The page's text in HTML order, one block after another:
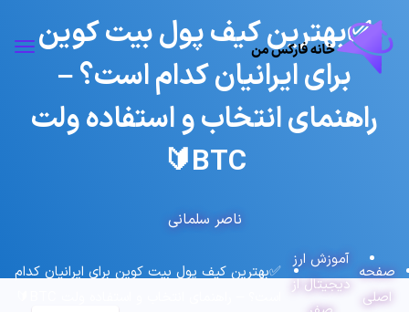
✅بهترین کیف پول بیت کوین
برای ایرانیان کدام است؟ –
راهنمای انتخاب و استفاده ولت
BTC🔰
ناصر سلمانی
صفحه
اصلی
آموزش ارز
دیجیتال از
✅بهترین کیف پول بیت کوین برای ایرانیان کدام